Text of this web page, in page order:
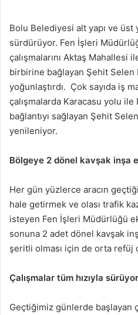
Bolu Belediyesi alt yapı ve üst
sürdürüyor. Fen İşleri
çalışmalarını Aktaş Mahallesi
birbirine bağlayan Şehit Selen
yoğunlaştırdı. Çok sayıda iş
çalışmalarda Karacasu yolu ile
bağlantıyı sağlayan Şehit
yenileniyor.
Bölgeye 2 dönel kavşak inşa
Her gün yüzlerce aracın
hale getirmek ve olası trafik
isteyen Fen İşleri Müdürlüğü
sonuna 2 adet dönel kavşak
şeritli olması için de orta refüj
Çalışmalar tüm hızıyla sürüyor
Geçtiğimiz günlerde başlayan